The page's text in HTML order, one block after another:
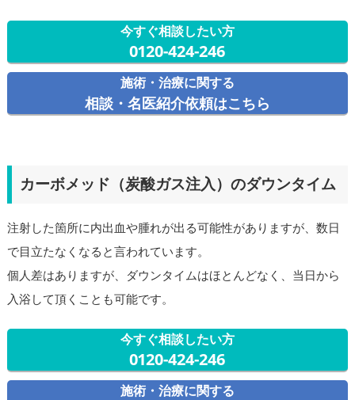
今すぐ相談したい方
0120-424-246
施術・治療に関する
相談・名医紹介依頼はこちら
カーボメッド（炭酸ガス注入）のダウンタイム
注射した箇所に内出血や腫れが出る可能性がありますが、数日
で目立たなくなると言われています。
個人差はありますが、ダウンタイムはほとんどなく、当日から
入浴して頂くことも可能です。
今すぐ相談したい方
0120-424-246
施術・治療に関する